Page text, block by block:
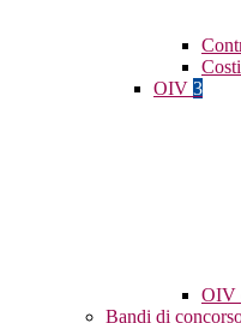
OIV 3
OIV
Bandi di